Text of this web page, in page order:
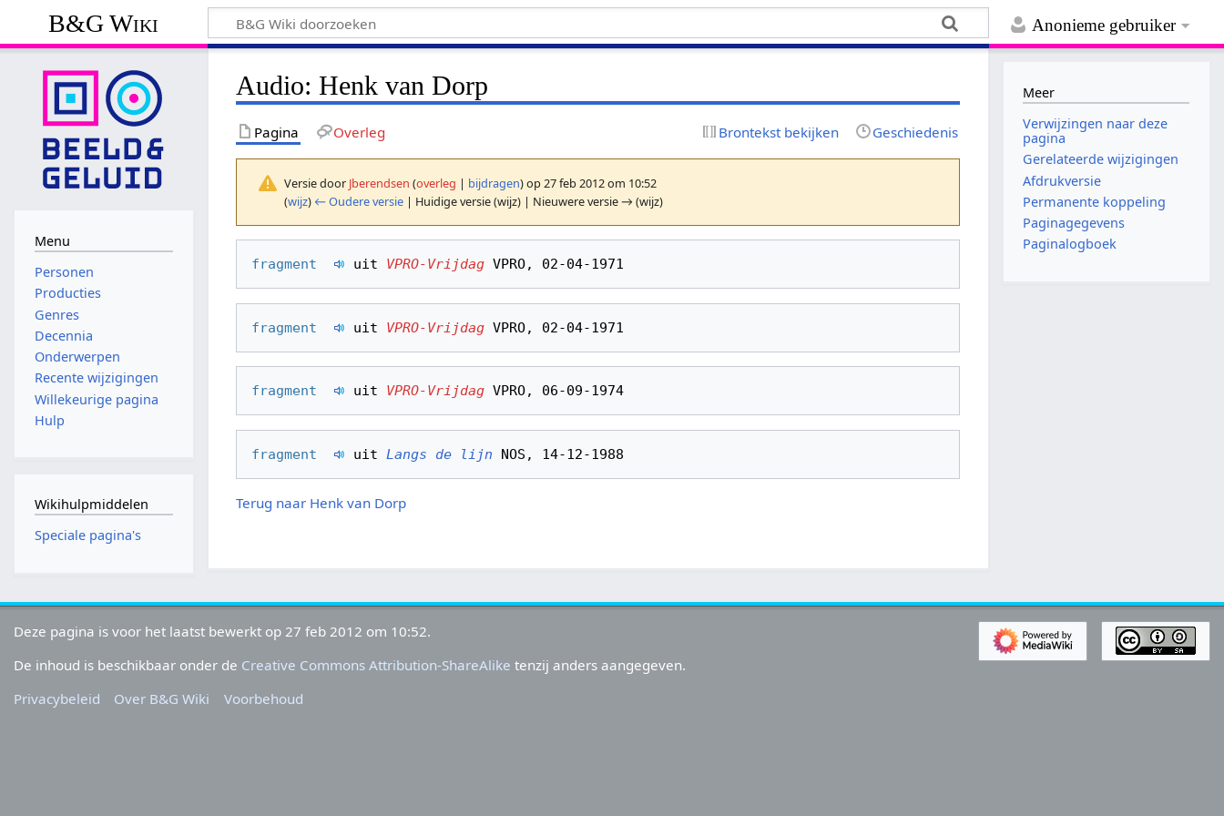
Anonieme gebruiker
B&G Wiki
Audio: Henk van Dorp
Pagina Overleg Brontekst bekijken Geschiedenis
Versie door Jberendsen (overleg | bijdragen)op 27 feb 2012 om 10:52
(wijz) ← Oudere versie | Huidige versie (wijz) | Nieuwere versie → (wijz)
fragment uit VPRO-Vrijdag
fragment uit VPRO-Vrijdag
fragment uit VPRO-Vrijdag VPRO, 06-09-1974
fragment uit Langs de lijn
Terug naar Henk van Dorp
Menu
Personen
Producties
Genres
Decennia
Onderwerpen
Recente wijzigingen
Willekeurige pagina
Hulp
Wikihulpmiddelen
Speciale pagina's
Meer
Verwijzingen naar deze
pagina
Gerelateerde wijzigingen
Afdrukversie
Permanente koppeling
Paginagegevens
Paginalogboek
Deze pagina is voor het laatst bewerkt op 27 feb 2012 om 10:52.
De inhoud is beschikbaar onder de Creative Commons Attribution-ShareAlike tenzij anders aangegeven.
Privacybeleid
Over B&G Wiki Voorbehoud